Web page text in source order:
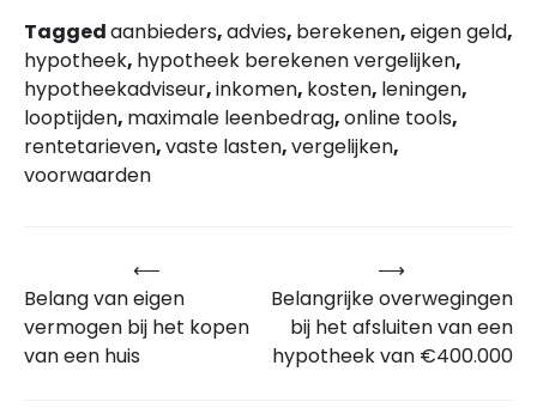
Taggedaanbieders,advies, berekenen,eigen geld,
hypotheek, hypotheek berekenen vergelijken,
hypotheekadviseur,inkomen, kosten, leningen,
looptijden, maximale leenbedrag,online tools,
rentetarieven,vaste lasten,vergelijken,
voorwaarden
navigatie
⟵
Belang van eigen
vermogen bij het kopen
van een huis
Belangrijke overwegingen
bij het afsluiten van een
hypotheek van €400.000
⟶